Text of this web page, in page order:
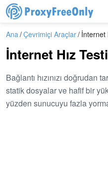
Ana Çevrimiçi Araçlar İnternet
İnternet Hız Testi
Bağlantı hızınızı doğrudan
statik dosyalar ve hafif bir
yüzden sunucuyu fazla